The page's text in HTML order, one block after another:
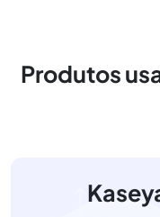
Produtos